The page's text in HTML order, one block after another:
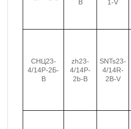
B
1-V
СНЦ23-
4/14Р-2Б-
В
zh23-
4/14P-
2b-B
SNTs23-
4/14R-
2B-V